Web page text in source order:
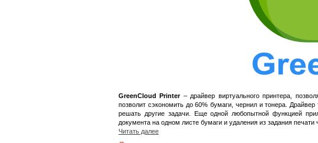
GreenCloud Printer– драйвер виртуального принтера,
позволит сэкономить до 60% бумаги, чернил и тонера.
решать другие задачи. Еще одной любопытной функцией
документа на одном листе бумаги и удаления из задания
Читать далее